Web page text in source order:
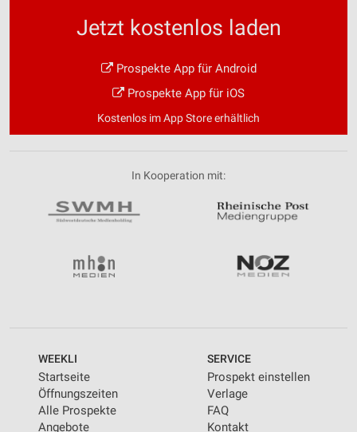
Jetzt kostenlos laden
Prospekte App für Android
Prospekte App für iOS
Kostenlos im App Store erhältlich
In Kooperation mit:
WEEKLI
Startseite
Öffnungszeiten
Alle Prospekte
Angebote
SERVICE
Prospekt einstellen
Verlage
FAQ
Kontakt